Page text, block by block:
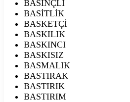
BASINÇLI
BASİTLİK
BASKETÇİ
BASKILIK
BASKINCI
BASKISIZ
BASMALIK
BASTIRAK
BASTIRIK
BASTIRIM